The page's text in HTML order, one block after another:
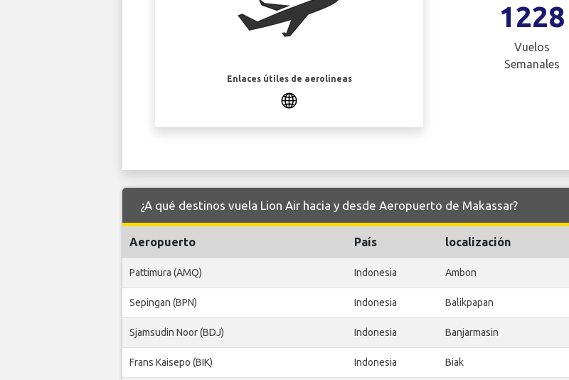
Enlaces útiles de aerolíneas
1228
Vuelos
Semanales
¿A qué destinos vuela Lion Air hacia y desde Aeropuerto de Makassar?
Aeropuerto País localización
Pattimura (AMQ) Indonesia Ambon
Sepingan (BPN) Indonesia Balikpapan
Sjamsudin Noor (BDJ) Indonesia Banjarmasin
Frans Kaisepo (BIK) Indonesia Biak